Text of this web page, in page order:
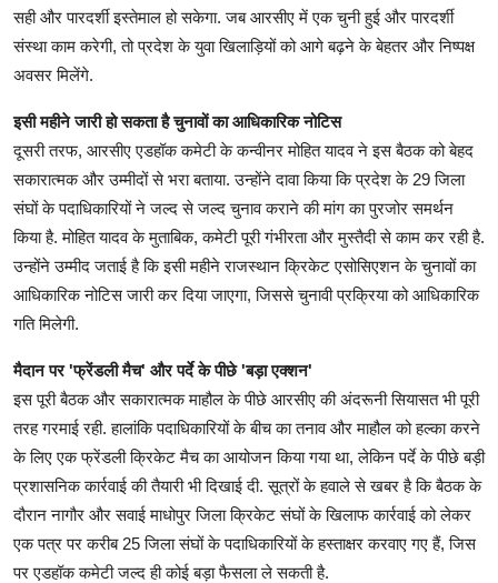
सही और पारदर्शी इस्तेमाल हो सकेगा. जब आरसीए में एक चुनी हुई और पारदर्शी
संस्था काम करेगी, तो प्रदेश के युवा खिलाड़ियों को आगे बढ़ने के बेहतर और निष्पक्ष
अवसर मिलेंगे.
इसी महीने जारी हो सकता है चुनावों का आधिकारिक नोटिस
दूसरी तरफ, आरसीए एडहॉक कमेटी के कन्वीनर मोहित यादव ने इस बैठक को बेहद
सकारात्मक और उम्मीदों से भरा बताया. उन्होंने दावा किया कि प्रदेश के 29 जिला
संघों के पदाधिकारियों ने जल्द से जल्द चुनाव कराने की मांग का पुरजोर समर्थन
किया है. मोहित यादव के मुताबिक, कमेटी पूरी गंभीरता और मुस्तैदी से काम कर रही है.
उन्होंने उम्मीद जताई है कि इसी महीने राजस्थान क्रिकेट एसोसिएशन के चुनावों का
आधिकारिक नोटिस जारी कर दिया जाएगा, जिससे चुनावी प्रक्रिया को आधिकारिक
गति मिलेगी.
मैदान पर 'फ्रेंडली मैच' और पर्दे के पीछे 'बड़ा एक्शन'
इस पूरी बैठक और सकारात्मक माहौल के पीछे आरसीए की अंदरूनी सियासत भी पूरी
तरह गरमाई रही. हालांकि पदाधिकारियों के बीच का तनाव और माहौल को हल्का करने
के लिए एक फ्रेंडली क्रिकेट मैच का आयोजन किया गया था, लेकिन पर्दे के पीछे बड़ी
प्रशासनिक कार्रवाई की तैयारी भी दिखाई दी. सूत्रों के हवाले से खबर है कि बैठक के
दौरान नागौर और सवाई माधोपुर जिला क्रिकेट संघों के खिलाफ कार्रवाई को लेकर
एक पत्र पर करीब 25 जिला संघों के पदाधिकारियों के हस्ताक्षर करवाए गए हैं, जिस
पर एडहॉक कमेटी जल्द ही कोई बड़ा फैसला ले सकती है.